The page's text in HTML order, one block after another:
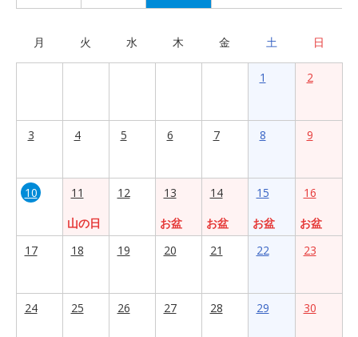
月 火 水 木 金 土 日
1 2
3 4 5 6 7 8 9
10
11
山の日
12
13
お盆
14
お盆
15
お盆
16
お盆
17
18 19 20 21 22 23
24 25 26 27 28 29 30